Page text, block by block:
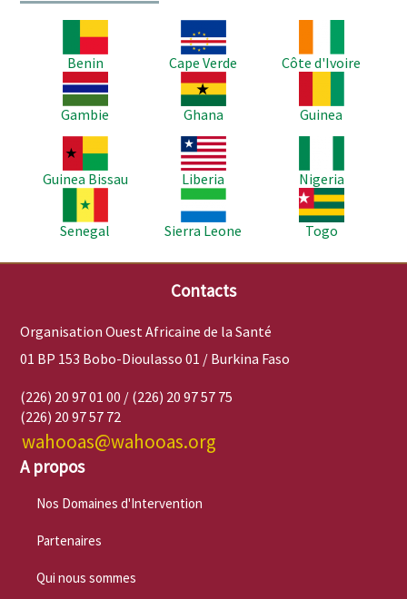
Benin
Image
Cape Verde
Côte d'Ivoire
Image
Gambie
Image
Ghana
Guinea
Image
Guinea Bissau
Image
Liberia
Nigeria
Senegal
Image
Sierra Leone
Image
Togo
Contacts
Organisation Ouest Africaine de la Santé
01 BP 153 Bobo-Dioulasso 01 / Burkina Faso
(226) 20 97 01 00 / (226) 20 97 57 75
(226) 20 97 57 72
wahooas@wahooas.org
A propos
Nos Domaines d'Intervention
Partenaires
Qui nous sommes